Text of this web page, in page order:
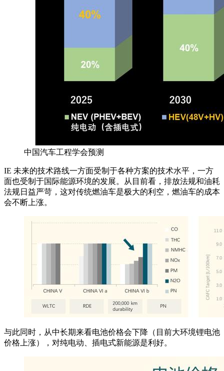
中国汽车工程学会预测
IE 未来的技术路线一方面受制于各种方案的技术水平，一方
面也受制于国际能源环境的发展。从目前看，排放法规和油耗
法规日益严苛，这对传统燃油车是极大的利空，燃油车的成本
会不断上涨。
与此同时，从中长期来看电池价格会下降（目前大环境锂电池
价格上涨），对纯电动、插电式新能源是利好。